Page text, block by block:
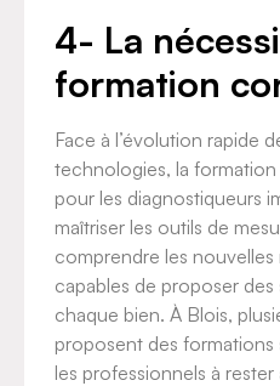
4- La
formation
Face à l’évolution rapide
technologies, la
pour les diagnostiqueurs
maîtriser les outils de
comprendre les
capables de proposer
chaque bien. À Blois,
proposent des formations
les professionnels à